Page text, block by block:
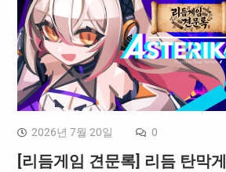
2026년 7월 20일 0
[리듬게임 견문록] 리듬 탄막